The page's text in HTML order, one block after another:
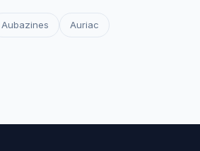
Aubazines Auriac